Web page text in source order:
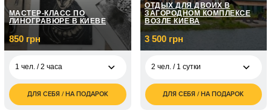
МАСТЕР-КЛАСС ПО
ЛИНОГРАВЮРЕ В КИЕВЕ
850 грн
1 чел. / 2 часа
грн
ДЛЯ СЕБЯ / НА ПОДАРОК
ОТДЫХ ДЛЯ ДВОИХ В
ЗАГОРОДНОМ КОМПЛЕКСЕ
ВОЗЛЕ КИЕВА
3 500 грн
2 чел. / 1 сутки
3 500
грн
ДЛЯ СЕБЯ / НА ПОДАРОК